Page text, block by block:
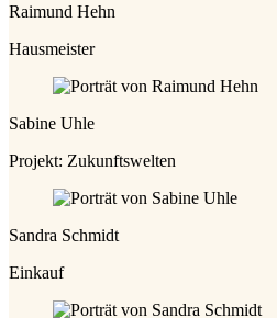
Raimund Hehn
Hausmeister
Sabine Uhle
Projekt: Zukunftswelten
Sandra Schmidt
Einkauf